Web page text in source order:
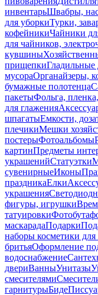
инвентарьШвабры,
для уборкиТурки,
кофейникиЧайники
для чайников,
кувшины
прищепкиГладильные
мусораОрганайзеры,
бумажные полотенца
пакетыФольга,
для глажения
шпагатыЕмкости,
плечикиМешки
постерыФотоальбомы
картинПредметы
украшенийСтатуэтки
сувенирныеИконы
праздникаЕлки
украшения
фигуры, игрушки
татуировки
маскарадаПодарки
наборы косметики для
бритьяОформление
водоснабжение
двериВанныУнитазы
смесителями
гарнитурыБиде